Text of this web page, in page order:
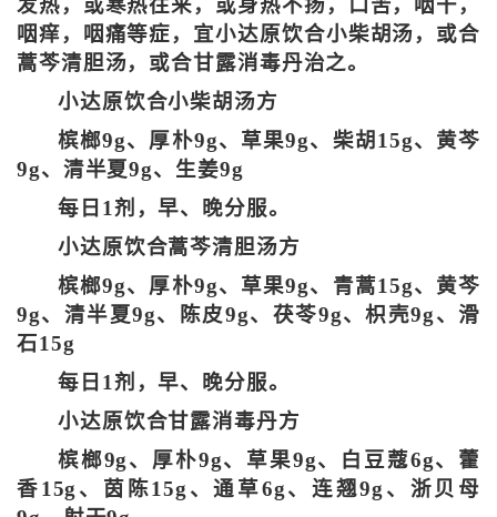
发热，或寒热往来，或身热不扬，口苦，咽干，
咽痒，咽痛等症，宜小达原饮合小柴胡汤，或合
蒿芩清胆汤，或合甘露消毒丹治之。
小达原饮合小柴胡汤方
槟榔9g、厚朴9g、草果9g、柴胡15g、黄芩
9g、清半夏9g、生姜9g
每日1剂，早、晚分服。
小达原饮合蒿芩清胆汤方
槟榔9g、厚朴9g、草果9g、青蒿15g、黄芩
9g、清半夏9g、陈皮9g、茯苓9g、枳壳9g、滑
石15g
每日1剂，早、晚分服。
小达原饮合甘露消毒丹方
槟榔9g、厚朴9g、草果9g、白豆蔻6g、藿
香15g、茵陈15g、通草6g、连翘9g、浙贝母